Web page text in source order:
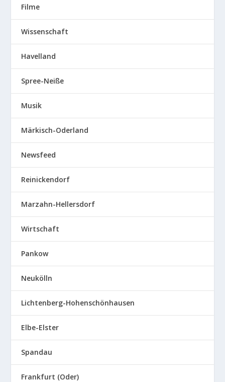
Filme
Wissenschaft
Havelland
Spree-Neiße
Musik
Märkisch-Oderland
Newsfeed
Reinickendorf
Marzahn-Hellersdorf
Wirtschaft
Pankow
Neukölln
Lichtenberg-Hohenschönhausen
Elbe-Elster
Spandau
Frankfurt (Oder)